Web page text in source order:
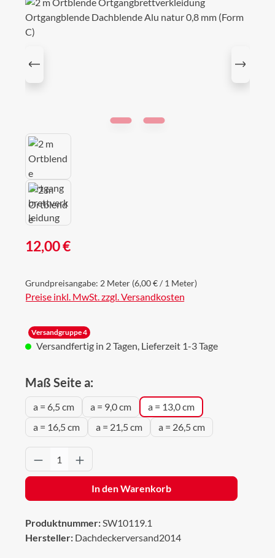
Regulärer Preis:
12,00 €
Grundpreisangabe: 2 Meter (6,00 € / 1 Meter)
Preise inkl. MwSt. zzgl. Versandkosten
Versandgruppe 4
Versandfertig in 2 Tagen, Lieferzeit 1-3 Tage
Maß Seite a:
a = 6,5 cm a = 9,0 cm
a = 13,0 cm
a = 16,5 cm
a = 21,5 cm a = 26,5 cm
Produkt Anzahl: Gib den gewünschten
In den Warenkorb
Produktnummer:SW10119.1
Hersteller: Dachdeckerversand2014